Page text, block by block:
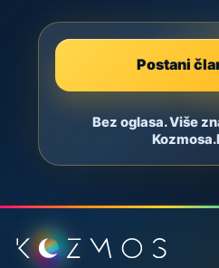
Postani
Bez oglasa. Više
Podnožje stranice